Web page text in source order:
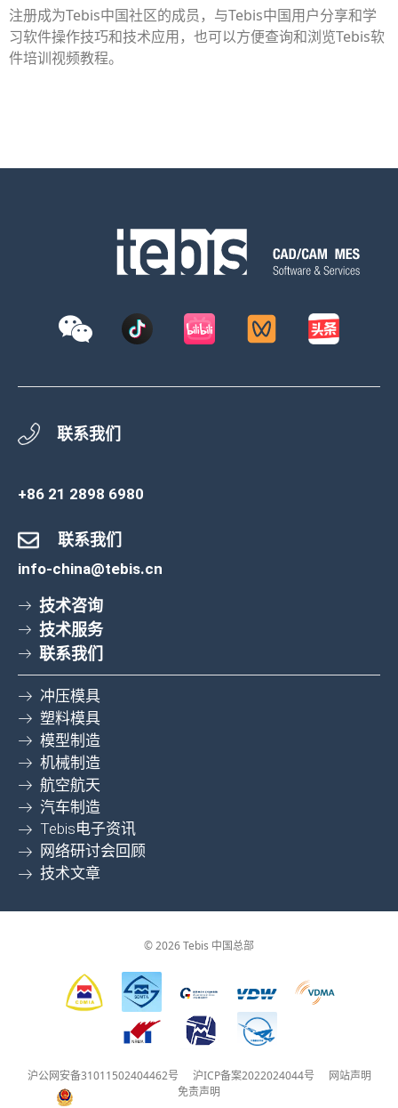
注册成为Tebis中国社区的成员，与Tebis中国用户分享和学
习软件操作技巧和技术应用，也可以方便查询和浏览Tebis软
件培训视频教程。
联系我们
+86 21 2898 6980
联系我们
info-china@tebis.cn
技术咨询
技术服务
联系我们
冲压模具
塑料模具
模型制造
机械制造
航空航天
汽车制造
Tebis电子资讯
网络研讨会回顾
技术文章
© 2026 Tebis 中国总部
沪公网安备31011502404462号 沪ICP备案2022024044号
网站声明
免责声明